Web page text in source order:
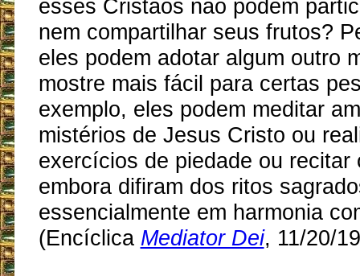
esses Cristãos não podem
nem compartilhar seus frutos?
eles podem adotar algum outro
mostre mais fácil para certas
exemplo, eles podem meditar
mistérios de Jesus Cristo ou
exercícios de piedade ou recitar
embora difiram dos ritos
essencialmente em harmonia
(Encíclica Mediator Dei, 11/20/